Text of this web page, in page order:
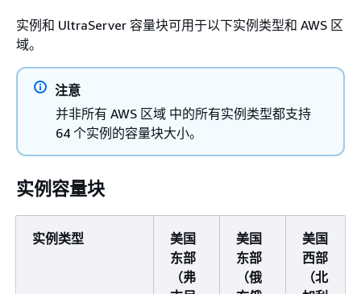
实例和 UltraServer 容量块可用于以下实例类型和 AWS 区
域。
注意
并非所有 AWS 区域 中的所有实例类型都支持
64 个实例的容量块大小。
实例容量块
实例类型
美国
东部
（弗
美国
东部
（俄
美国
西部
（北